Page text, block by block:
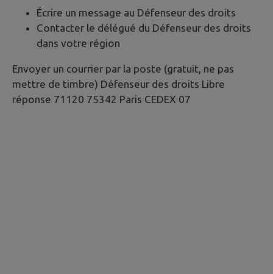
Écrire un message au Défenseur des droits
Contacter le délégué du Défenseur des droits
dans votre région
Envoyer un courrier par la poste (gratuit, ne pas
mettre de timbre) Défenseur des droits Libre
réponse 71120 75342 Paris CEDEX 07